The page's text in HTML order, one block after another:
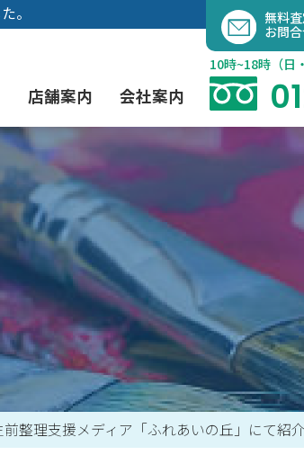
容
キ
ッ
プ
。
よくあるご質問
instagram
現代アート買取
茶道具買取
彫刻・ブロンズ買取
工芸品買取
出張買取（無料）
業者間オークション出品代行
店舗案内
大阪店
会社案内
当社の特徴
無料
お問
10時~18時（日
前整理支援メディア「ふれあいの丘」にて紹